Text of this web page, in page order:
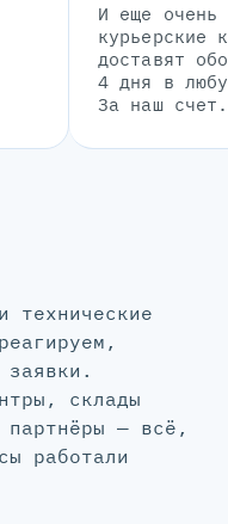
И еще очень
курьерские
доставят
4 дня в
За наш счет.
технические
заявки.
склады
партнёры — всё,
работали